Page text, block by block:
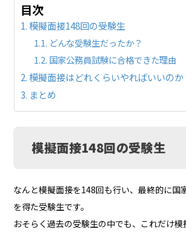
目次
模擬面接148回の受験生
どんな受験生だったか？
国家公務員試験に合格できた理由
模擬面接はどれくらいやればいいのか
まとめ
模擬面接148回の受験生
なんと模擬面接を148回も行い、最終的に国
を得た受験生です。
おそらく過去の受験生の中でも、これだけ